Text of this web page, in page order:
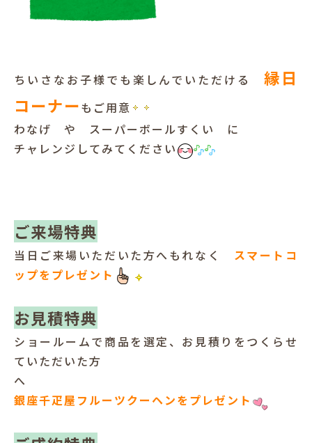
ちいさなお子様でも楽しんでいただける縁日
コーナーもご用意
わなげ や スーパーボールすくい に
チャレンジしてみてください
ご来場特典
当日ご来場いただいた方へもれなく スマートコ
ップをプレゼント
お見積特典
ショールームで商品を選定、お見積りをつくらせ
ていただいた方
へ
銀座千疋屋フルーツクーヘンをプレゼント